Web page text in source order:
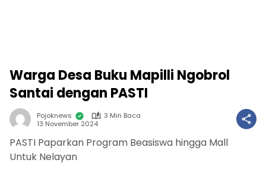
Warga Desa Buku Mapilli Ngobrol
Santai dengan PASTI
Pojoknews
3 Min Baca
13 November 2024
PASTI Paparkan Program Beasiswa hingga Mall
Untuk Nelayan